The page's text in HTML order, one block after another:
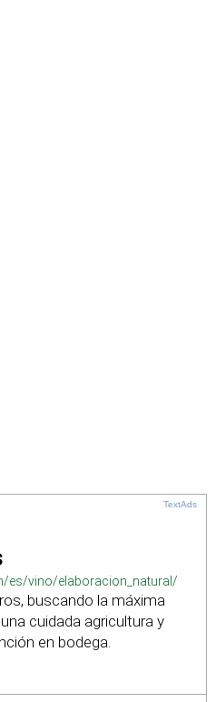
TextAds
es/vino/elaboracion_natural/
buscando la máxima
cuidada agricultura y
en bodega.